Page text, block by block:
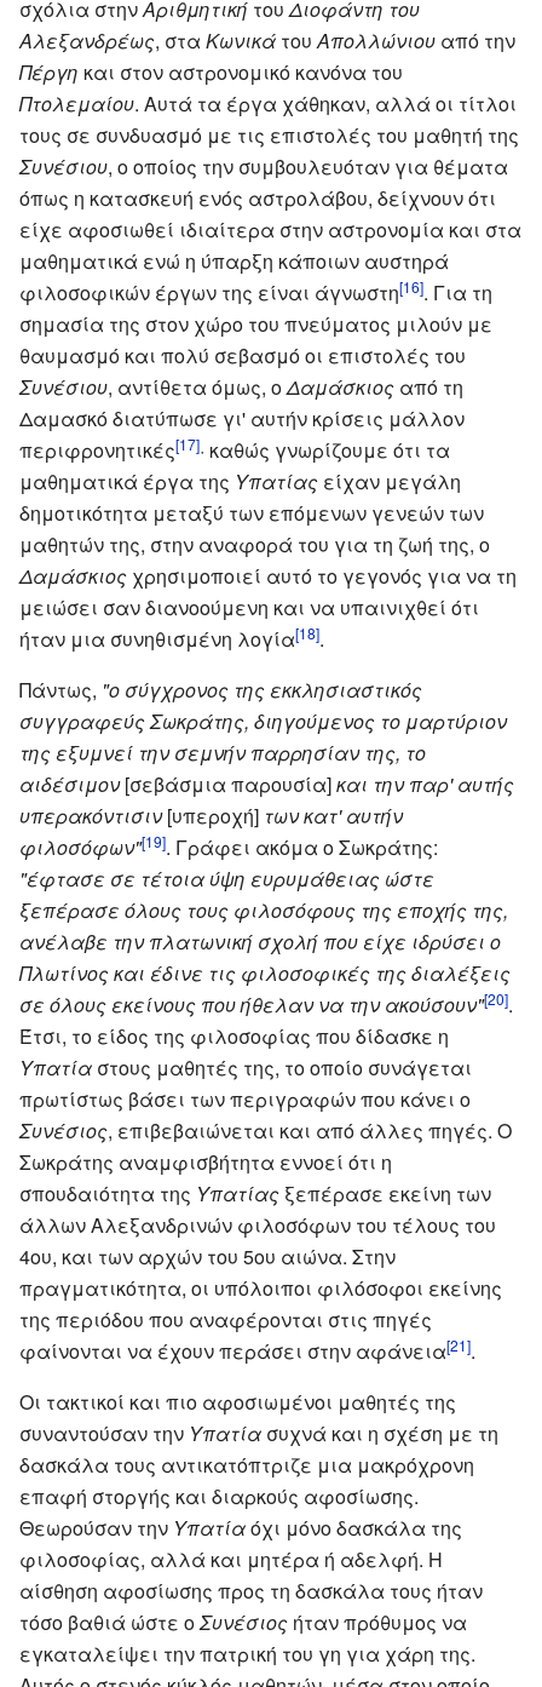
σχόλια στηνΑριθμητική του Διοφάντη του
Αλεξανδρέως, στα Κωνικά του Απολλώνιου από την
Πέργη και στον αστρονομικό κανόνα του
Πτολεμαίου. Αυτά τα έργα χάθηκαν, αλλά οι τίτλοι
τους σε συνδυασμό με τις επιστολές του μαθητή της
Συνέσιου, ο οποίος την συμβουλευόταν για θέματα
όπως η κατασκευή ενός αστρολάβου, δείχνουν ότι
είχε αφοσιωθεί ιδιαίτερα στην αστρονομία και στα
μαθηματικά ενώ η ύπαρξη κάποιων αυστηρά
φιλοσοφικών έργων της είναι άγνωστη[16]. Για τη
σημασία της στον χώρο του πνεύματος μιλούν με
θαυμασμό και πολύ σεβασμό οι επιστολές του
Συνέσιου, αντίθετα όμως, οΔαμάσκιος από τη
Δαμασκό διατύπωσε γι' αυτήν κρίσεις μάλλον
περιφρονητικές[17]· καθώς γνωρίζουμε ότι τα
μαθηματικά έργα της Υπατίας είχαν μεγάλη
δημοτικότητα μεταξύ των επόμενων γενεών των
μαθητών της, στην αναφορά του για τη ζωή της, ο
Δαμάσκιος χρησιμοποιεί αυτό το γεγονός για να τη
μειώσει σαν διανοούμενη και να υπαινιχθεί ότι
ήταν μια συνηθισμένη λογία[18].
Πάντως, "ο σύγχρονος της εκκλησιαστικός
συγγραφεύς Σωκράτης, διηγούμενος το μαρτύριον
της εξυμνεί την σεμνήν παρρησίαν της, το
αιδέσιμον[σεβάσμια παρουσία]και την παρ' αυτής
υπερακόντισιν[υπεροχή] των κατ' αυτήν
φιλοσόφων"[19]. Γράφει ακόμα ο Σωκράτης:
"έφτασε σε τέτοια ύψη ευρυμάθειας ώστε
ξεπέρασε όλους τους φιλοσόφους της εποχής της,
ανέλαβε την πλατωνική σχολή που είχε ιδρύσει ο
Πλωτίνος και έδινε τις φιλοσοφικές της διαλέξεις
σε όλους εκείνους που ήθελαν να την ακούσουν"[20].
Έτσι, το είδος της φιλοσοφίας που δίδασκε η
Υπατία στους μαθητές της, το οποίο συνάγεται
πρωτίστως βάσει των περιγραφών που κάνει ο
Συνέσιος, επιβεβαιώνεται και από άλλες πηγές. Ο
Σωκράτης αναμφισβήτητα εννοεί ότι η
σπουδαιότητα της Υπατίας ξεπέρασε εκείνη των
άλλων Αλεξανδρινών φιλοσόφων του τέλους του
4ου, και των αρχών του 5ου αιώνα. Στην
πραγματικότητα, οι υπόλοιποι φιλόσοφοι εκείνης
της περιόδου που αναφέρονται στις πηγές
φαίνονται να έχουν περάσει στην αφάνεια[21].
Οι τακτικοί και πιο αφοσιωμένοι μαθητές της
συναντούσαν την Υπατία συχνά και η σχέση με τη
δασκάλα τους αντικατόπτριζε μια μακρόχρονη
επαφή στοργής και διαρκούς αφοσίωσης.
Θεωρούσαν την Υπατίαόχι μόνο δασκάλα της
φιλοσοφίας, αλλά και μητέρα ή αδελφή. Η
αίσθηση αφοσίωσης προς τη δασκάλα τους ήταν
τόσο βαθιά ώστε οΣυνέσιος ήταν πρόθυμος να
εγκαταλείψει την πατρική του γη για χάρη της.